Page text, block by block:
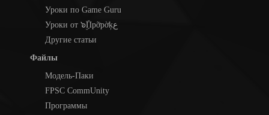
Уроки по Game Guru
Уроки от ๖ۣۜПpỡpờķع
Другие статьи
Файлы
Модель-Паки
FPSC CommUnity
Программы